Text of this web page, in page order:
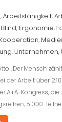
,Arbeitsfähigkeit,
, Ergonomie,
Kooperation,
, Unternehmen,
„Der Mensch
der Arbeit über
A+A-Kongress,
5.000